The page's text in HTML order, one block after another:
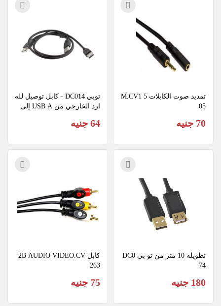
تمديد صوت الكابلات 5 M.CV1
05
70 جنيه
توبي DC014 - كابل توصيل لله
64 جنيه
تطويله 10 متر من تو بي DC0
74
180 جنيه
كابل 2B AUDIO VIDEO.CV
263
75 جنيه